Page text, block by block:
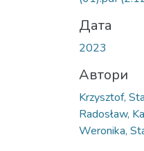
Дата
2023
Автори
Krzysztof,
Radosław,
Weronika,